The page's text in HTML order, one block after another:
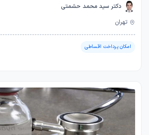
دکتر سید محمد حشمتی
تهران
امکان پرداخت اقساطی